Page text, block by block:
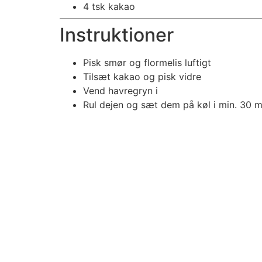
4 tsk kakao
Instruktioner
Pisk smør og flormelis luftigt
Tilsæt kakao og pisk vidre
Vend havregryn i
Rul dejen og sæt dem på køl i min. 30